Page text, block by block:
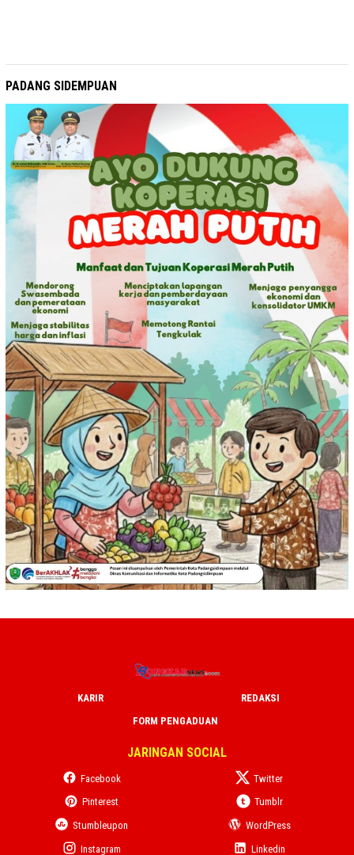
PADANG SIDEMPUAN
KARIR
REDAKSI
FORM PENGADUAN
JARINGAN SOCIAL
Facebook
Twitter
Pinterest
Tumblr
Stumbleupon
WordPress
Instagram
Linkedin